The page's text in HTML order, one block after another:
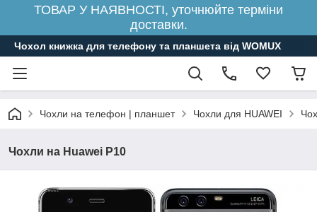
ТОВАР У НАЯВНОСТІ, уточнюйте терміни
доставки.
Чохол книжка для телефону та планшета від WOMUX
Чохли на телефон | планшет Чохли для HUAWEI
Чохли на Huawei P10